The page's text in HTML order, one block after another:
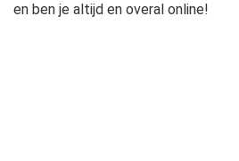
en ben je altijd en overal online!